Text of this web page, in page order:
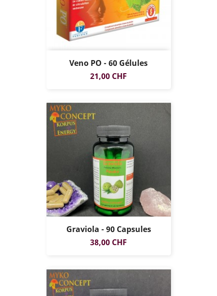
Veno PO - 60 Gélules
Prix
21,00 CHF
Graviola - 90 Capsules
Prix
38,00 CHF